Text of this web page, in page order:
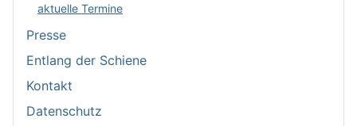
aktuelle Termine
Presse
Entlang der Schiene
Kontakt
Datenschutz